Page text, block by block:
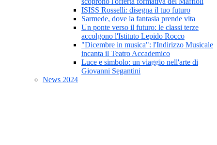
ISISS Rosselli: disegna il tuo futuro
Sarmede, dove la fantasia prende vita
Un ponte verso il futuro: le classi terze
accolgono l'Istituto Lepido Rocco
"Dicembre in musica": l'Indirizzo Musicale
incanta il Teatro Accademico
Luce e simbolo: un viaggio nell'arte di
Giovanni Segantini
News 2024